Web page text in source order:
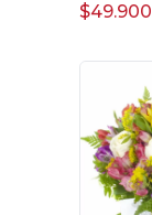
$49.900